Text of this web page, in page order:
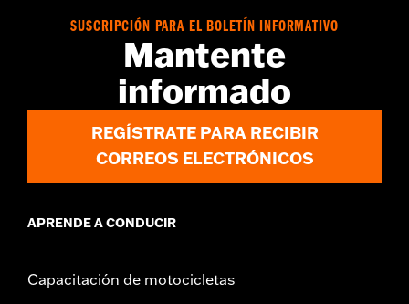
d.com/warrantypara más información
SUSCRIPCIÓN PARA EL BOLETÍN INFORMATIVO
Mantente
informado
REGÍSTRATE PARA RECIBIR
CORREOS ELECTRÓNICOS
APRENDE A CONDUCIR
Capacitación de motocicletas